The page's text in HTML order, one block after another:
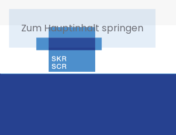
Zum Hauptinhalt springen